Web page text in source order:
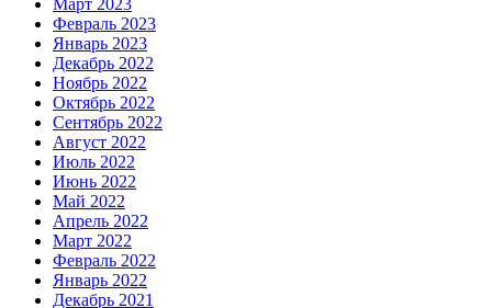
Март 2023
Февраль 2023
Январь 2023
Декабрь 2022
Ноябрь 2022
Октябрь 2022
Сентябрь 2022
Август 2022
Июль 2022
Июнь 2022
Май 2022
Апрель 2022
Март 2022
Февраль 2022
Январь 2022
Декабрь 2021